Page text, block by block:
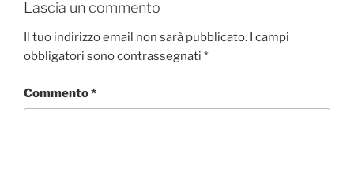
Lascia un commento
Il tuo indirizzo email non sarà pubblicato. I campi
obbligatori sono contrassegnati *
Commento*